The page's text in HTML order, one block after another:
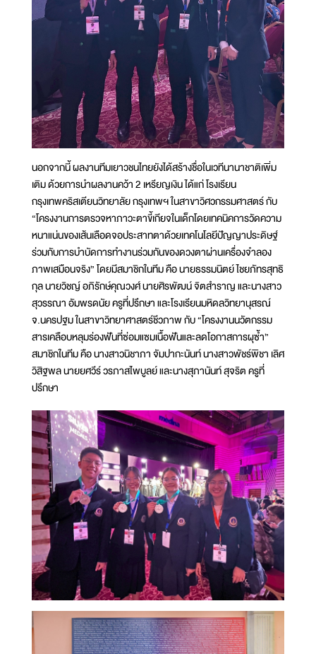
นอกจากนี้ ผลงานทีมเยาวชนไทยยังได้สร้างชื่อในเวทีนานาชาติเพิ่ม
เติม ด้วยการนำผลงานคว้า 2 เหรียญเงิน ได้แก่ โรงเรียน
กรุงเทพคริสเตียนวิทยาลัย กรุงเทพฯ ในสาขาวิศวกรรมศาสตร์ กับ
“โครงงานการตรวจหาภาวะตาขี้เกียจในเด็กโดยเทคนิคการวัดความ
หนาแน่นของเส้นเลือดจอประสาทตาด้วยเทคโนโลยีปัญญาประดิษฐ์
ร่วมกับการบำบัดการทำงานร่วมกันของดวงตาผ่านเครื่องจำลอง
ภาพเสมือนจริง” โดยมีสมาชิกในทีม คือ นายธรรมนิตย์ ไชยภัทรสุทธิ
กุล นายวิชญ์ อภิรักษ์คุณวงศ์ นายศิรพัฒน์ จิตสำราญ และนางสาว
สุวรรณา อัมพรดนัย ครูที่ปรึกษา และโรงเรียนมหิดลวิทยานุสรณ์
จ.นครปฐม ในสาขาวิทยาศาสตร์ชีวภาพ กับ “โครงงานนวัตกรรม
สารเคลือบหลุมร่องฟันที่ซ่อมแซมเนื้อฟันและลดโอกาสการผุซ้ำ”
สมาชิกในทีม คือ นางสาวนิชาภา จัมปากะนันท์ นางสาวพัชร์พิชา เลิศ
วิสิฐพล นายยศวีร์ วรภาสไพบูลย์ และนางสุภานันท์ สุจริต ครูที่
ปรึกษา